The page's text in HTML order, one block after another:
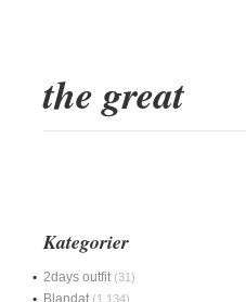
the great
Kategorier
2days outfit (31)
Blandat (1 134)